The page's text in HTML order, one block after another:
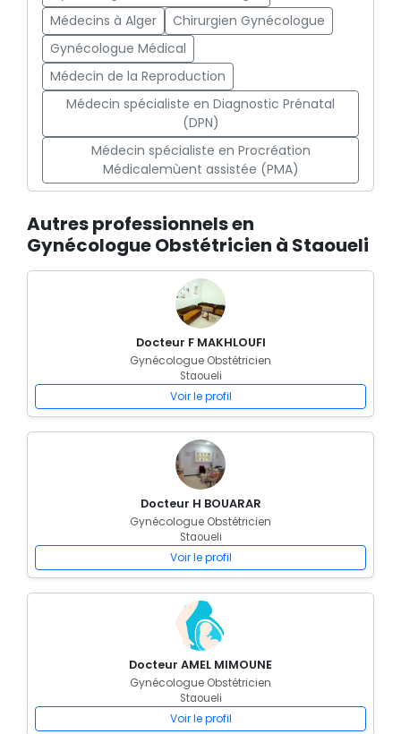
Médecins à Alger
Chirurgien Gynécologue
Gynécologue Médical
Médecin de la Reproduction
Médecin spécialiste en Diagnostic Prénatal
(DPN)
Médecin spécialiste en Procréation
Médicalemùent assistée (PMA)
Autres professionnels en
Gynécologue Obstétricien à Staoueli
Docteur F MAKHLOUFI
Gynécologue Obstétricien
Staoueli
Voir le profil
Docteur H BOUARAR
Gynécologue Obstétricien
Staoueli
Voir le profil
Docteur AMEL MIMOUNE
Gynécologue Obstétricien
Staoueli
Voir le profil